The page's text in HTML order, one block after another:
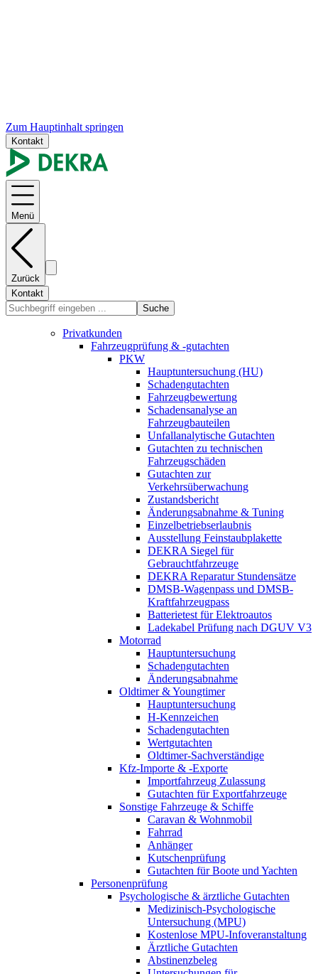
Zum Hauptinhalt springen
Kontakt
Menü
Zurück
Kontakt
Suche
Privatkunden
Fahrzeugprüfung & -gutachten
PKW
Hauptuntersuchung (HU)
Schadengutachten
Fahrzeugbewertung
Schadensanalyse an
Fahrzeugbauteilen
Unfallanalytische Gutachten
Gutachten zu technischen
Fahrzeugschäden
Gutachten zur
Verkehrsüberwachung
Zustandsbericht
Änderungsabnahme & Tuning
Einzelbetriebserlaubnis
Ausstellung Feinstaubplakette
DEKRA Siegel für
Gebrauchtfahrzeuge
DEKRA Reparatur Stundensätze
DMSB-Wagenpass und DMSB-
Kraftfahrzeugpass
Batterietest für Elektroautos
Ladekabel Prüfung nach DGUV V3
Motorrad
Hauptuntersuchung
Schadengutachten
Änderungsabnahme
Oldtimer & Youngtimer
Hauptuntersuchung
H-Kennzeichen
Schadengutachten
Wertgutachten
Oldtimer-Sachverständige
Kfz-Importe & -Exporte
Importfahrzeug Zulassung
Gutachten für Exportfahrzeuge
Sonstige Fahrzeuge & Schiffe
Caravan & Wohnmobil
Fahrrad
Anhänger
Kutschenprüfung
Gutachten für Boote und Yachten
Personenprüfung
Psychologische & ärztliche Gutachten
Medizinisch-Psychologische
Untersuchung (MPU)
Kostenlose MPU-Infoveranstaltung
Ärztliche Gutachten
Abstinenzbeleg